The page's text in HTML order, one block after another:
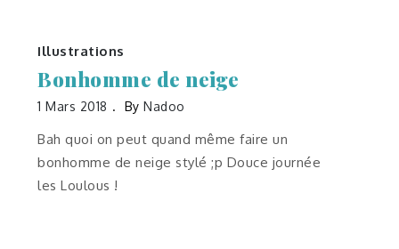
Illustrations
Bonhomme de neige
1 Mars 2018 ByNadoo
Bah quoi on peut quand même faire un
bonhomme de neige stylé ;p Douce journée
les Loulous !